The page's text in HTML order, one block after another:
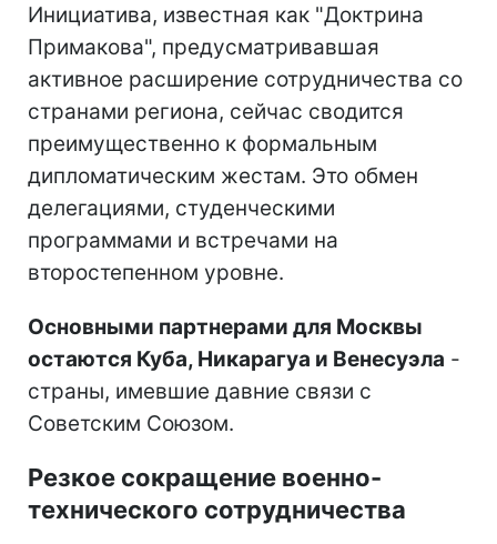
Инициатива, известная как "Доктрина
Примакова", предусматривавшая
активное расширение сотрудничества со
странами региона, сейчас сводится
преимущественно к формальным
дипломатическим жестам. Это обмен
делегациями, студенческими
программами и встречами на
второстепенном уровне.
Основными партнерами для Москвы
остаются Куба, Никарагуа и Венесуэла -
страны, имевшие давние связи с
Советским Союзом.
Резкое сокращение военно-
технического сотрудничества